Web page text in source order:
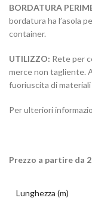
BORDATURA
bordatura ha l’asola
container.
UTILIZZO: Rete per
merce non tagliente.
fuoriuscita di
Per ulteriori
Prezzo a partire da
Lunghezza (m)